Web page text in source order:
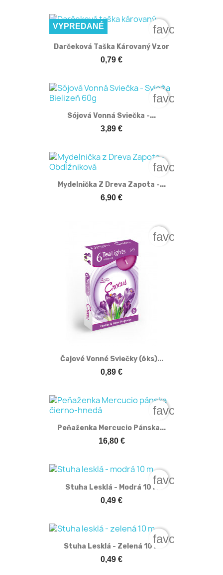
Darčeková Taška Károvaný Vzor
0,79 €
VYPREDANÉ
Sójová Vonná Sviečka -...
3,89 €
Mydelnička Z Dreva Zapota -...
6,90 €
Čajové Vonné Sviečky (6ks)...
0,89 €
Peňaženka Mercucio Pánska...
16,80 €
Stuha Lesklá - Modrá 10 M
0,49 €
Stuha Lesklá - Zelená 10 M
0,49 €